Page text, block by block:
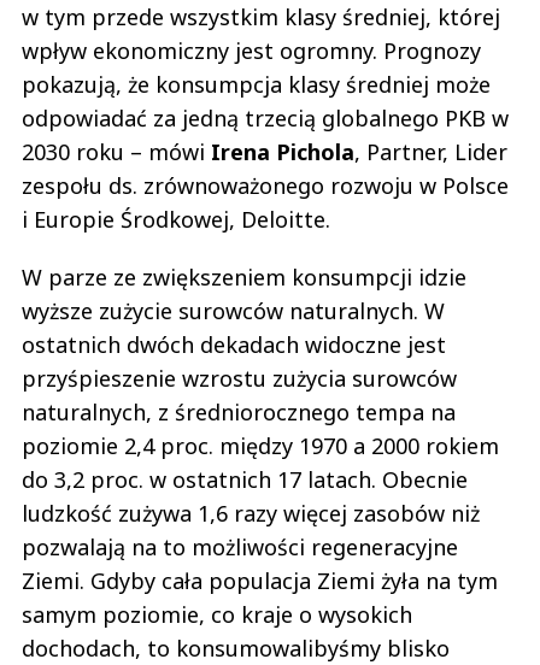
w tym przede wszystkim klasy średniej, której
wpływ ekonomiczny jest ogromny. Prognozy
pokazują, że konsumpcja klasy średniej może
odpowiadać za jedną trzecią globalnego PKB w
2030 roku – mówi Irena Pichola, Partner, Lider
zespołu ds. zrównoważonego rozwoju w Polsce
i Europie Środkowej, Deloitte.
W parze ze zwiększeniem konsumpcji idzie
wyższe zużycie surowców naturalnych. W
ostatnich dwóch dekadach widoczne jest
przyśpieszenie wzrostu zużycia surowców
naturalnych, z średniorocznego tempa na
poziomie 2,4 proc. między 1970 a 2000 rokiem
do 3,2 proc. w ostatnich 17 latach. Obecnie
ludzkość zużywa 1,6 razy więcej zasobów niż
pozwalają na to możliwości regeneracyjne
Ziemi. Gdyby cała populacja Ziemi żyła na tym
samym poziomie, co kraje o wysokich
dochodach, to konsumowalibyśmy blisko